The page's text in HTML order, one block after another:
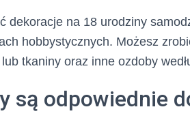
dekoracje na 18 urodziny
hobbystycznych. Możesz
tkaniny oraz inne ozdoby
są odpowiednie